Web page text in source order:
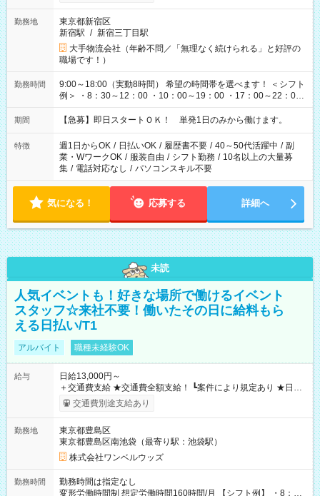
勤務地
東京都新宿区
新宿駅 / 新宿三丁目駅
大手物流会社（年齢不問／「無理なく続けられる」と好評の
職場です！）
勤務時間
9:00～18:00（実動8時間） 希望の時間帯を選べます！ ＜シフト
例＞ ・8：30～12：00 ・10：00～19：00 ・17：00～22：00
・13：00～22：00 ・22：00～翌6：00 など
期間 【急募】即日スタートＯＫ！ 単発1日のみから働けます。
特徴 週1日からOK / 日払いOK / 履歴書不要 / 40～50代活躍中 / 副
業・WワークOK / 服装自由 / シフト勤務 / 10名以上の大量募
集 / 電話対応なし / パソコンスキル不要
気になる！ 応募する 詳細へ
未読
人気イベントも！好きな場所で働けるイベント
スタッフ☆来社不要！働いたその日に給料もら
える日払い/T1
アルバイト 職種未経験OK
給与
日給13,000円～
＋交通費支給 ★交通費全額支給！ ┗案件により規定あり ★日払
いOK！（規定あり） ┗働いたその日に現金GET♪ お仕事後はコ
ンビニATMから 日払い分を引き落とせます！ 【試用期間】試
交通費別途支給あり
勤務地
東京都豊島区
東京都豊島区南池袋（最寄り駅：池袋駅）
株式会社ワンベルウッズ
勤務時間
勤務時間は指定なし
変形労働時間制 想定労働時間160時間/月 【シフト例】 ・8：00